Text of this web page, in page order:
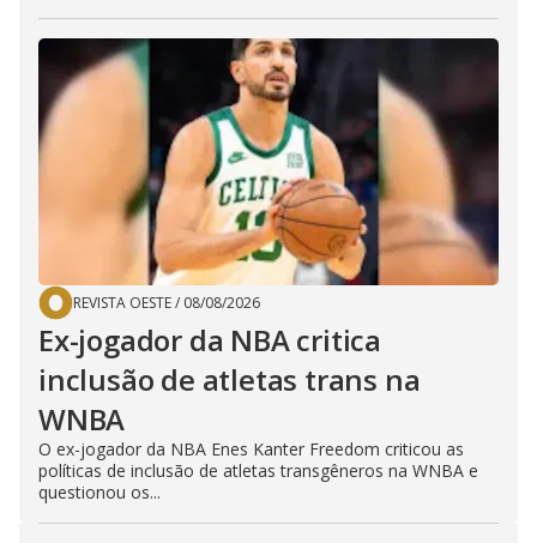
REVISTA OESTE/ 08/08/2026
Ex-jogador da NBA critica
inclusão de atletas trans na
WNBA
O ex-jogador da NBA Enes Kanter Freedom criticou as
políticas de inclusão de atletas transgêneros na WNBA e
questionou os...